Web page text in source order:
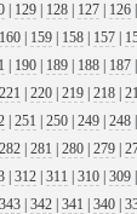
126
127
128
129
157
158
159
160
187
188
189
190
|
218
|
219
|
220
|
221
248
|
249
|
250
|
251
|
|
279
|
280
|
281
|
282
309
|
310
|
311
|
312
|
|
340
|
341
|
342
|
343